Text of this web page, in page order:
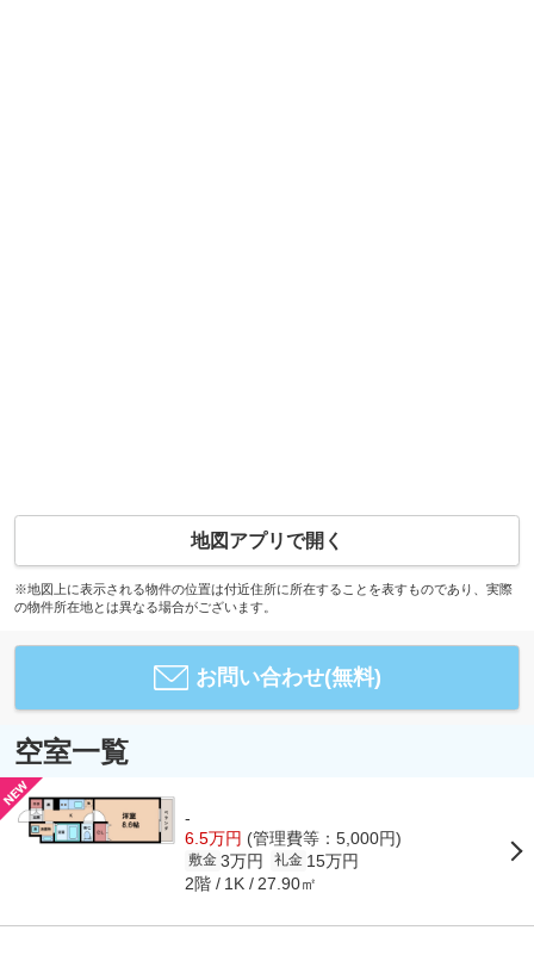
地図アプリで開く
※地図上に表示される物件の位置は付近住所に所在することを表すものであり、実際
の物件所在地とは異なる場合がございます。
お問い合わせ(無料)
空室一覧
-
6.5万円 (管理費等：5,000円)
敷金 3万円 礼金 15万円
2階 1K 27.90㎡